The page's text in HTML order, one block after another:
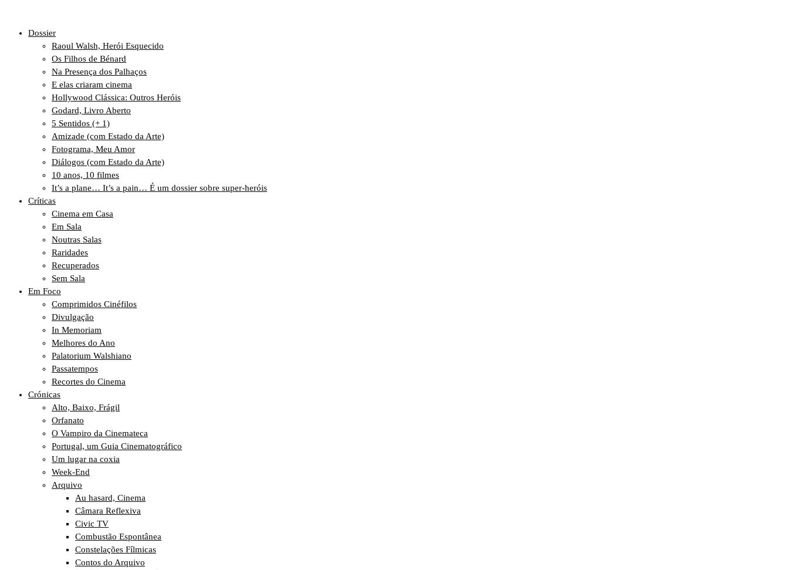
Dossier
Raoul Walsh, Herói Esquecido
Os Filhos de Bénard
Na Presença dos Palhaços
E elas criaram cinema
Hollywood Clássica: Outros Heróis
Godard, Livro Aberto
5 Sentidos (+ 1)
Amizade (com Estado da Arte)
Fotograma, Meu Amor
Diálogos (com Estado da Arte)
10 anos, 10 filmes
It’s a plane… It’s a pain… É um dossier sobre super-heróis
Críticas
Cinema em Casa
Em Sala
Noutras Salas
Raridades
Recuperados
Sem Sala
Em Foco
Comprimidos Cinéfilos
Divulgação
In Memoriam
Melhores do Ano
Palatorium Walshiano
Passatempos
Recortes do Cinema
Crónicas
Alto, Baixo, Frágil
Orfanato
O Vampiro da Cinemateca
Portugal, um Guia Cinematográfico
Um lugar na coxia
Week-End
Arquivo
Au hasard, Cinema
Câmara Reflexiva
Civic TV
Combustão Espontânea
Constelações Fílmicas
Contos do Arquivo